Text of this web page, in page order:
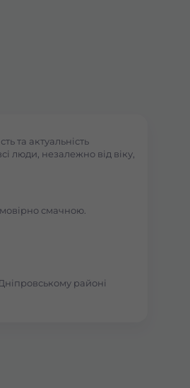
та актуальність
люди, незалежно від віку,
смачною.
районі